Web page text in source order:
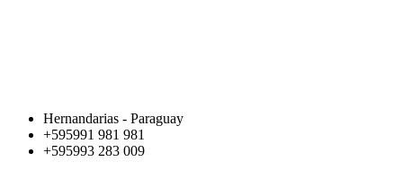
Hernandarias - Paraguay
+595991 981 981
+595993 283 009